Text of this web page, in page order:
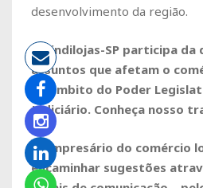
desenvolvimento da região.
O Sindilojas-SP participa da
assuntos que afetam o
no âmbito do Poder
Judiciário. Conheça nosso
O empresário do comércio
encaminhar sugestões